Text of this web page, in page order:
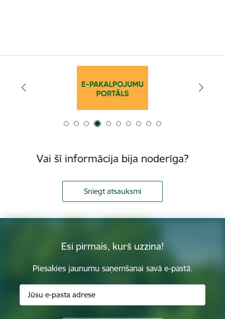
Vai šī informācija bija noderīga?
Sniegt atsauksmi
Esi pirmais, kurš uzzina!
Piesakies jaunumu saņemšanai savā e-pastā.